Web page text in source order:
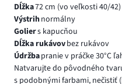
Dĺžka72 cm (vo veľkosti 40/42)
Výstrihnormálny
Goliers kapucňou
Dĺžka rukávovbez rukávov
Údržbapranie v práčke 30°C
Natvarujte do pôvodného
s podobnými farbami, nečistiť